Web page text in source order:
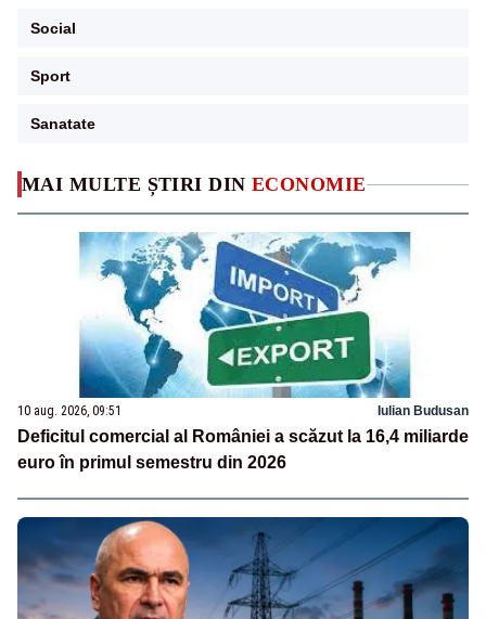
MAI MULTE ȘTIRI DIN ECONOMIE
10 aug. 2026, 09:51 Iulian Budusan
Deficitul comercial al României a scăzut la 16,4 miliarde
euro în primul semestru din 2026
Social
Sport
Sanatate